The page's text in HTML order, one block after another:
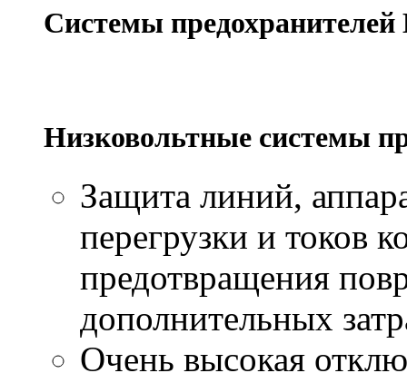
Системы предохранителей
Низковольтные системы
Защита линий,
перегрузки и токов
предотвращения
дополнительных
Очень высокая